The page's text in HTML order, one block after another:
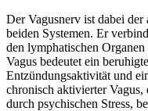
Der Vagusnerv ist dabei der
beiden Systemen. Er
den lymphatischen
Vagus bedeutet ein
Entzündungsaktivität und
chronisch aktivierter Vagus,
durch psychischen Stress,